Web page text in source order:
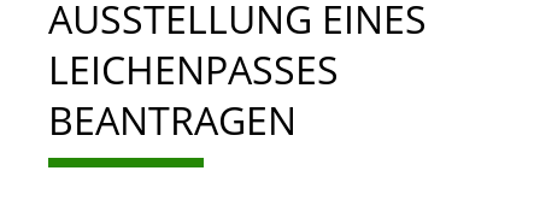
AUSSTELLUNG EINES
LEICHENPASSES
BEANTRAGEN